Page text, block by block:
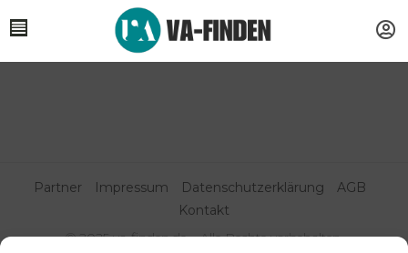
© 2025 va-finden.de – Alle Rechte vorbehalten.
Partner Impressum Datenschutzerklärung
AGB
Kontakt